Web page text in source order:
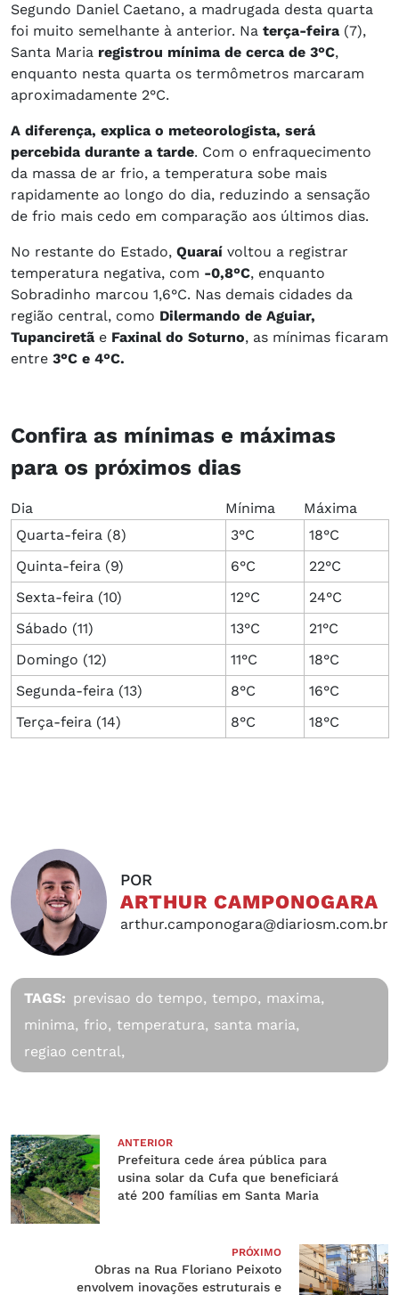
Segundo Daniel Caetano, a madrugada desta quarta
foi muito semelhante à anterior. Na terça-feira (7),
Santa Maria registrou mínima de cerca de 3°C,
enquanto nesta quarta os termômetros marcaram
aproximadamente 2°C.
A diferença, explica o meteorologista, será
percebida durante a tarde. Com o enfraquecimento
da massa de ar frio, a temperatura sobe mais
rapidamente ao longo do dia, reduzindo a sensação
de frio mais cedo em comparação aos últimos dias.
No restante do Estado, Quaraí voltou a registrar
temperatura negativa, com -0,8°C, enquanto
Sobradinho marcou 1,6°C. Nas demais cidades da
região central, como Dilermando de Aguiar,
Tupanciretã e Faxinal do Soturno, as mínimas ficaram
entre 3°C e 4°C.
Confira as mínimas e máximas
para os próximos dias​​​​​​​​​​​​​​​​​​​​
Dia Mínima
Máxima
Quarta-feira (8)
3°C
18°C
Quinta-feira (9)
6°C
22°C
Sexta-feira (10)
12°C
24°C
Sábado (11)
13°C
21°C
Domingo (12)
11°C
18°C
Segunda-feira (13)
8°C
16°C
Terça-feira (14)
8°C 18°C
POR
ARTHUR CAMPONOGARA
arthur.camponogara@diariosm.com.br
TAGS: previsao do tempo, tempo, maxima,
minima, frio, temperatura, santa maria,
regiao central,
ANTERIOR
Prefeitura cede área pública para
usina solar da Cufa que beneficiará
até 200 famílias em Santa Maria
PRÓXIMO
Obras na Rua Floriano Peixoto
envolvem inovações estruturais e